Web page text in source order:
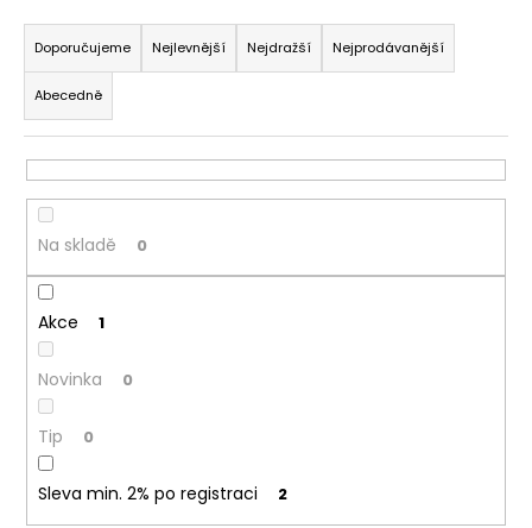
Ř
a
z
e
n
í
p
o
d
u
k
ů
Doporučujeme Nejlevnější Nejdražší Nejprodávanější
Abecedně
Na skladě 0
Akce 1
Novinka 0
Tip 0
Sleva min. 2% po registraci 2
D
o
p
o
u
u
m